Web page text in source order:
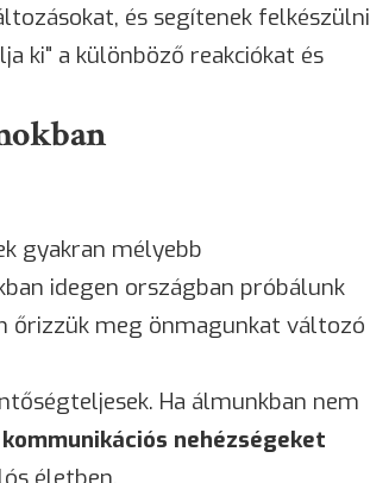
és segítenek felkészülni
ki" a különböző reakciókat és
gyakran mélyebb
idegen országban próbálunk
őrizzük meg önmagunkat változó
Ha álmunkban nem
kommunikációs nehézségeket